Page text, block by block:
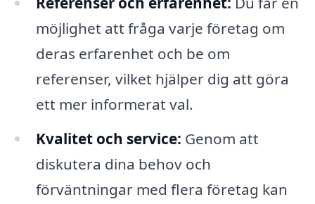
möjlighet att fråga varje företag om
deras erfarenhet och be om
referenser, vilket hjälper dig att göra
ett mer informerat val.
Kvalitet och service: Genom att
diskutera dina behov och
förväntningar med flera företag kan